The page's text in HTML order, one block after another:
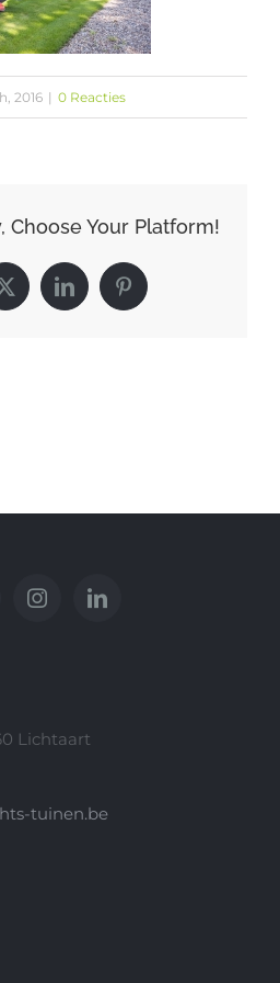
2016 | 0 Reacties
Choose Your Platform!
X LinkedInPinterest
Lichtaart
tuinen.be